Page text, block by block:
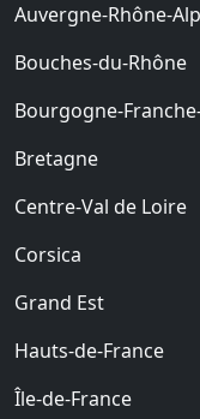
Auvergne-Rhône-
Bouches-du-Rhône
Bourgogne-
Bretagne
Centre-Val de Loire
Corsica
Grand Est
Hauts-de-France
Île-de-France